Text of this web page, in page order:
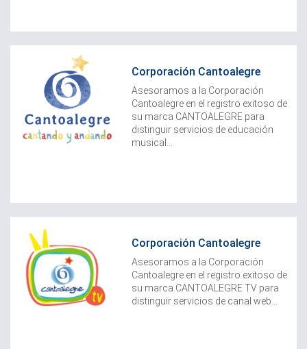
Corporación Cantoalegre
Asesoramos a la Corporación
Cantoalegre en el registro exitoso de
su marca CANTOALEGRE para
distinguir servicios de educación
musical...
Corporación Cantoalegre
Asesoramos a la Corporación
Cantoalegre en el registro exitoso de
su marca CANTOALEGRE TV para
distinguir servicios de canal web...